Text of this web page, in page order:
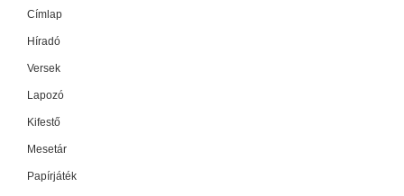
Címlap
Híradó
Versek
Lapozó
Kifestő
Mesetár
Papírjáték